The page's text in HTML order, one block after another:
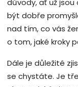
důvody, ať už
být dobře
nad tím, co vás
o tom, jaké kroky
Dále je důležité
se chystáte. Je